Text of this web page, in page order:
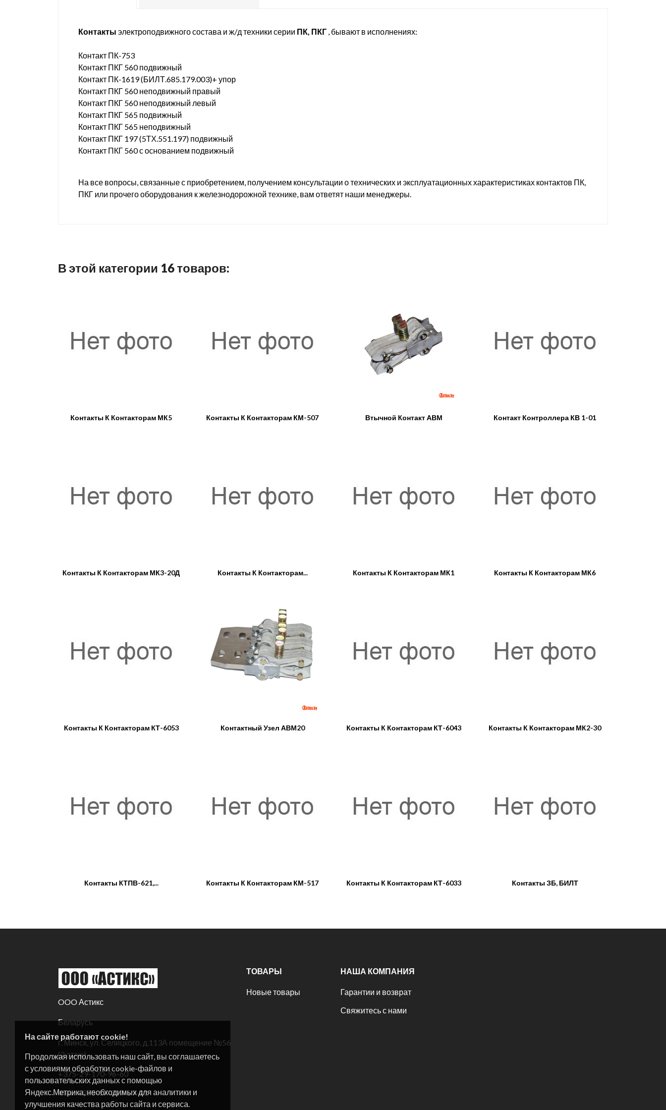
На сайте работают cookie!
Продолжая использовать наш сайт, вы соглашаетесь
с условиями обработки cookie-файлов и
пользовательских данных с помощью
Яндекс.Метрика, необходимых для аналитики и
улучшения качества работы сайта и сервиса.
Контакты электроподвижного состава и ж/д техники серии ПК, ПКГ , бывают в исполнениях:
Контакт ПК-753
Контакт ПКГ 560 подвижный
Контакт ПК-1619 (БИЛТ.685.179.003)+ упор
Контакт ПКГ 560 неподвижный правый
Контакт ПКГ 560 неподвижный левый
Контакт ПКГ 565 подвижный
Контакт ПКГ 565 неподвижный
Контакт ПКГ 197 (5ТХ.551.197) подвижный
Контакт ПКГ 560 с основанием подвижный
На все вопросы, связанные с приобретением, получением консультации о технических и эксплуатационных характеристиках контактов ПК,
ПКГ или прочего оборудования к железнодорожной технике, вам ответят наши менеджеры.
В этой категории 16 товаров:
Контакты К Контакторам МК5 Контакты К Контакторам КМ-507 Втычной Контакт АВМ Контакт Контроллера КВ 1-01
Контакты К Контакторам МК3-20Д Контакты К Контакторам... Контакты К Контакторам МК1 Контакты К Контакторам МК6
Контакты К Контакторам КТ-6053 Контактный Узел АВМ20 Контакты К Контакторам КТ-6043 Контакты К Контакторам МК2-30
Контакты КТПВ-621,... Контакты К Контакторам КМ-517 Контакты К Контакторам КТ-6033 Контакты ЗБ, БИЛТ
OOO Астикс
Беларусь
г. Минск, ул. Селицкого, д.113А помещение №56
(2 этаж)
+375-29-170-96-60
Факс:+375-17-317-59-41
ТОВАРЫ
Новые товары
НАША КОМПАНИЯ
Гарантии и возврат
Свяжитесь с нами